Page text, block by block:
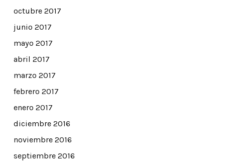
octubre 2017
junio 2017
mayo 2017
abril 2017
marzo 2017
febrero 2017
enero 2017
diciembre 2016
noviembre 2016
septiembre 2016